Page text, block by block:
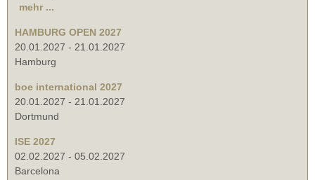
mehr ...
HAMBURG OPEN 2027
20.01.2027 - 21.01.2027
Hamburg
boe international 2027
20.01.2027 - 21.01.2027
Dortmund
ISE 2027
02.02.2027 - 05.02.2027
Barcelona